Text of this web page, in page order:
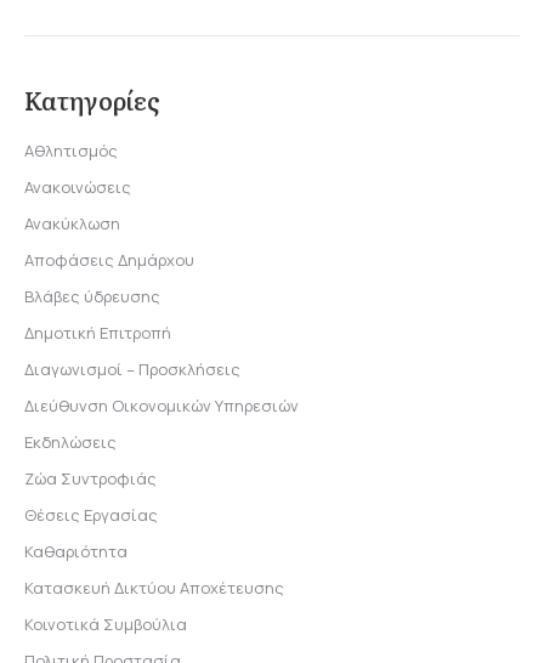
Κατηγορίες
Αθλητισμός
Ανακοινώσεις
Ανακύκλωση
Αποφάσεις Δημάρχου
Βλάβες ύδρευσης
Δημοτική Επιτροπή
Διαγωνισμοί – Προσκλήσεις
Διεύθυνση Οικονομικών Υπηρεσιών
Εκδηλώσεις
Ζώα Συντροφιάς
Θέσεις Εργασίας
Καθαριότητα
Κατασκευή Δικτύου Αποχέτευσης
Κοινοτικά Συμβούλια